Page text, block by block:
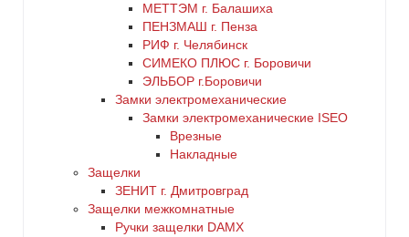
МЕТТЭМ г. Балашиха
ПЕНЗМАШ г. Пенза
РИФ г. Челябинск
СИМЕКО ПЛЮС г. Боровичи
ЭЛЬБОР г.Боровичи
Замки электромеханические
Замки электромеханические ISEO
Врезные
Накладные
Защелки
ЗЕНИТ г. Дмитровград
Защелки межкомнатные
Ручки защелки DAMX